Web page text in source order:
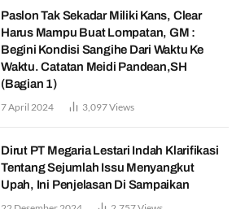
Paslon Tak Sekadar Miliki Kans, Clear
Harus Mampu Buat Lompatan, GM :
Begini Kondisi Sangihe Dari Waktu Ke
Waktu. Catatan Meidi Pandean,SH
(Bagian 1)
7 April 2024 3,097Views
Dirut PT Megaria Lestari Indah Klarifikasi
Tentang Sejumlah Issu Menyangkut
Upah, Ini Penjelasan Di Sampaikan